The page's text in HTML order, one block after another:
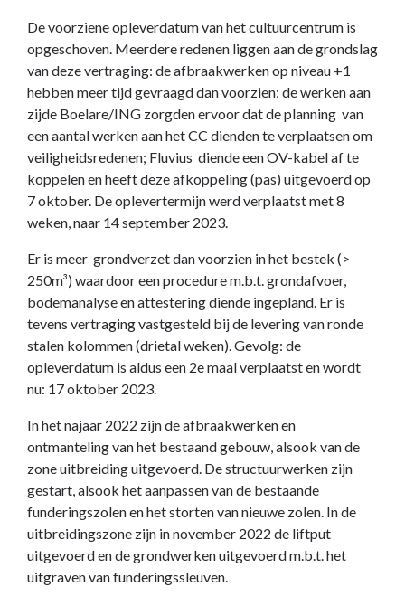
De voorziene opleverdatum van het cultuurcentrum is
opgeschoven. Meerdere redenen liggen aan de grondslag
van deze vertraging: de afbraakwerken op niveau +1
hebben meer tijd gevraagd dan voorzien; de werken aan
zijde Boelare/ING zorgden ervoor dat de planning van
een aantal werken aan het CC dienden te verplaatsen om
veiligheidsredenen; Fluvius diende een OV-kabel af te
koppelen en heeft deze afkoppeling (pas) uitgevoerd op
7 oktober. De oplevertermijn werd verplaatst met 8
weken, naar 14 september 2023.
Er is meer grondverzet dan voorzien in het bestek (>
250m³) waardoor een procedure m.b.t. grondafvoer,
bodemanalyse en attestering diende ingepland. Er is
tevens vertraging vastgesteld bij de levering van ronde
stalen kolommen (drietal weken). Gevolg: de
opleverdatum is aldus een 2e maal verplaatst en wordt
nu: 17 oktober 2023.
In het najaar 2022 zijn de afbraakwerken en
ontmanteling van het bestaand gebouw, alsook van de
zone uitbreiding uitgevoerd. De structuurwerken zijn
gestart, alsook het aanpassen van de bestaande
funderingszolen en het storten van nieuwe zolen. In de
uitbreidingszone zijn in november 2022 de liftput
uitgevoerd en de grondwerken uitgevoerd m.b.t. het
uitgraven van funderingssleuven.